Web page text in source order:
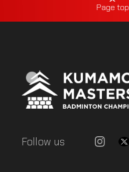
Page top
Follow us